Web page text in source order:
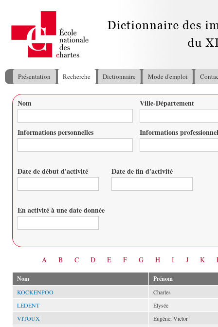
Menu principal
Présentation Recherche Dictionnaire Mode d'emploi
Vous êtes ici
Nom Ville-Département
Informations personnelles Informations
Date de début d'activité Date de fin d'activité
En activité à une date donnée
A B C D E F G H I J K
Nom Prénom
KOCKENPOO
Charles
LÉDENT
Élysée
VITOUX
Eugène, Victor